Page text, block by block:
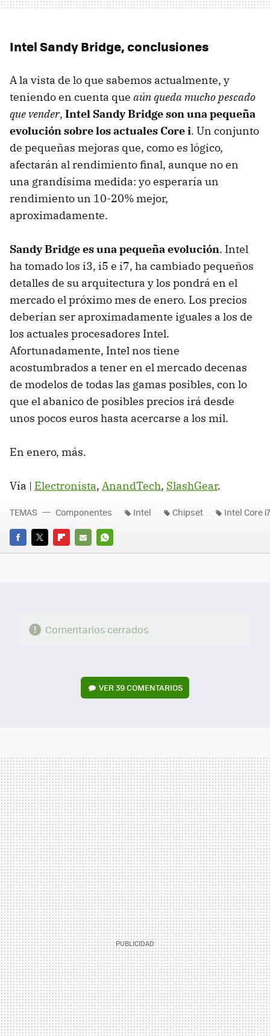
Intel Sandy Bridge, conclusiones
A la vista de lo que sabemos actualmente, y
teniendo en cuenta que aún queda mucho pescado
que vender, Intel Sandy Bridge son una pequeña
evolución sobre los actuales Core i. Un conjunto
de pequeñas mejoras que, como es lógico,
afectarán al rendimiento final, aunque no en
una grandísima medida: yo esperaría un
rendimiento un 10-20% mejor,
aproximadamente.
Sandy Bridge es una pequeña evolución. Intel
ha tomado los i3, i5 e i7, ha cambiado pequeños
detalles de su arquitectura y los pondrá en el
mercado el próximo mes de enero. Los precios
deberían ser aproximadamente iguales a los de
los actuales procesadores Intel.
Afortunadamente, Intel nos tiene
acostumbrados a tener en el mercado decenas
de modelos de todas las gamas posibles, con lo
que el abanico de posibles precios irá desde
unos pocos euros hasta acercarse a los mil.
En enero, más.
Vía | Electronista, AnandTech, SlashGear.
FACEBOOK
TWITTERFLIPBOARD
E-
WHATSAPP
TEMAS Componentes Intel Chipset Intel Core i7
Comentarios cerrados
VER39 COMENTARIOS